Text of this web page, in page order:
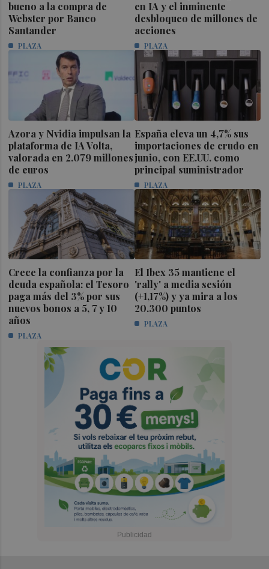
bueno a la compra de
Webster por Banco
Santander
PLAZA
en IA y el inminente
desbloqueo de millones de
acciones
PLAZA
Azora y Nvidia impulsan la
plataforma de IA Volta,
valorada en 2.079 millones
de euros
PLAZA
España eleva un 4,7% sus
importaciones de crudo en
junio, con EE.UU. como
principal suministrador
PLAZA
Crece la confianza por la
deuda española: el Tesoro
paga más del 3% por sus
nuevos bonos a 5, 7 y 10
años
PLAZA
El Ibex 35 mantiene el
'rally' a media sesión
(+1,17%) y ya mira a los
20.300 puntos
PLAZA